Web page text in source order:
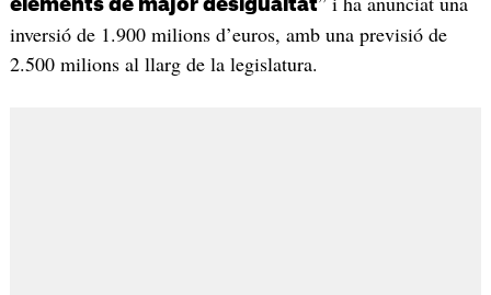
elements de major desigualtat
inversió de 1.900 milions d’euros, amb una previsió de
2.500 milions al llarg de la legislatura.